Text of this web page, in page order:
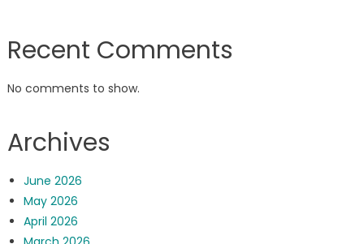
Recent Comments
No comments to show.
Archives
June 2026
May 2026
April 2026